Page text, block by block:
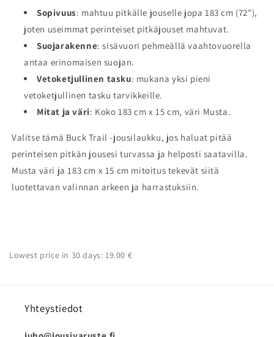
Sopivuus: mahtuu pitkälle jouselle jopa 183 cm (72"),
joten useimmat perinteiset pitkäjouset mahtuvat.
Suojarakenne: sisävuori pehmeällä vaahtovuorella
antaa erinomaisen suojan.
Vetoketjullinen tasku: mukana yksi pieni
vetoketjullinen tasku tarvikkeille.
Mitat ja väri: Koko 183 cm x 15 cm, väri Musta.
Valitse tämä Buck Trail -jousilaukku, jos haluat pitää
perinteisen pitkän jousesi turvassa ja helposti saatavilla.
Musta väri ja 183 cm x 15 cm mitoitus tekevät siitä
luotettavan valinnan arkeen ja harrastuksiin.
Lowest price in 30 days: 19.00 €
Yhteystiedot